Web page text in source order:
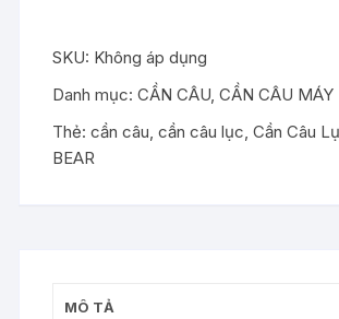
SKU: Không áp dụng
Danh mục:CẦN CÂU,CẦN CÂU MÁY
Thẻ:cần câu,cần câu lục,Cần Câu
BEAR
MÔ TẢ